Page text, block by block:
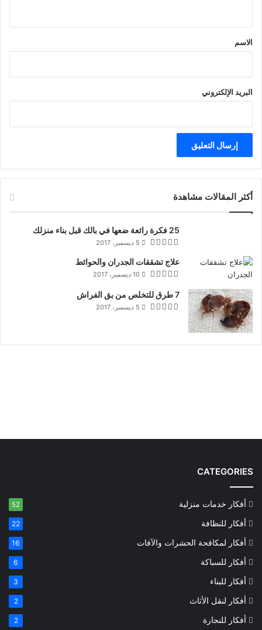
*
الاسم
البريد الإلكتروني
أكثر المقالات مشاهدة
25 فكرة رائعة ضعها في بالك قبل بناء منزلك
5 ديسمبر، 2017
علاج تشققات الجدران والحوائط
10 ديسمبر، 2017
7 طرق للتخلص من بق الفراش
5 ديسمبر، 2017
CATEGORIES
أفكار خدمات منزلية 52
أفكار للنظافة 22
أفكار لمكافحة الحشرات والآفات 16
أفكار للسباكة 6
أفكار للبناء 3
أفكار لنقل الأثاث 2
أفكار للنجارة 2